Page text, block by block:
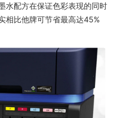
水配方在保证色彩表现的同时
相比他牌可节省最高达45%